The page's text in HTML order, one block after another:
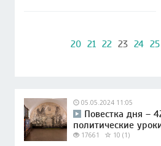
20 21 22 23 24 25
05.05.2024 11:05
Повестка дня –
политические
17661 10 (1)